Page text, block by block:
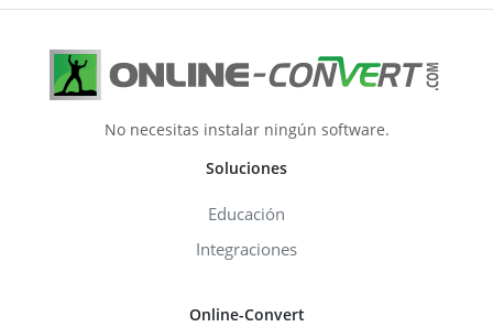
No necesitas instalar ningún software.
Soluciones
Educación
Integraciones
Online-Convert